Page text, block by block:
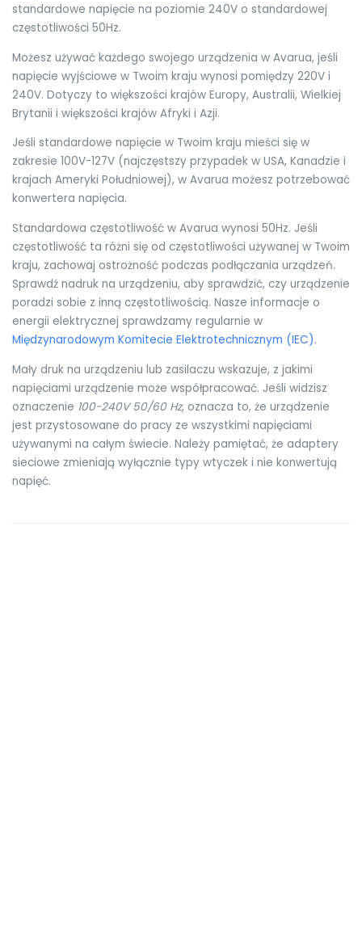
standardowe napięcie na poziomie 240V o standardowej
częstotliwości 50Hz.
Możesz używać każdego swojego urządzenia w Avarua, jeśli
napięcie wyjściowe w Twoim kraju wynosi pomiędzy 220V i
240V. Dotyczy to większości krajów Europy, Australii, Wielkiej
Brytanii i większości krajów Afryki i Azji.
Jeśli standardowe napięcie w Twoim kraju mieści się w
zakresie 100V-127V (najczęstszy przypadek w USA, Kanadzie i
krajach Ameryki Południowej), w Avarua możesz potrzebować
konwertera napięcia.
Standardowa częstotliwość w Avarua wynosi 50Hz. Jeśli
częstotliwość ta różni się od częstotliwości używanej w Twoim
kraju, zachowaj ostrożność podczas podłączania urządzeń.
Sprawdź nadruk na urządzeniu, aby sprawdzić, czy urządzenie
poradzi sobie z inną częstotliwością. Nasze informacje o
energii elektrycznej sprawdzamy regularnie w
Międzynarodowym Komitecie Elektrotechnicznym (IEC).
Mały druk na urządzeniu lub zasilaczu wskazuje, z jakimi
napięciami urządzenie może współpracować. Jeśli widzisz
oznaczenie 100-240V 50/60 Hz, oznacza to, że urządzenie
jest przystosowane do pracy ze wszystkimi napięciami
używanymi na całym świecie. Należy pamiętać, że adaptery
sieciowe zmieniają wyłącznie typy wtyczek i nie konwertują
napięć.